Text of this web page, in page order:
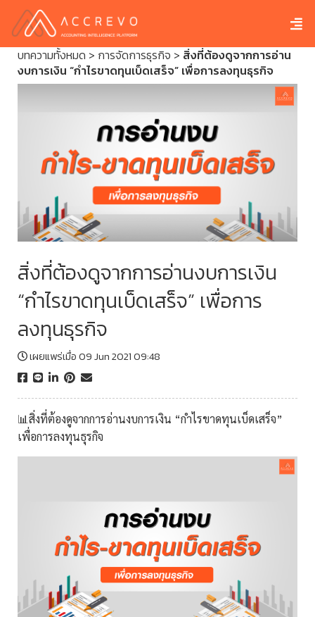
บทความทั้งหมด > การจัดการธุรกิจ > สิ่งที่ต้องดูจากการอ่าน
งบการเงิน “กำไรขาดทุนเบ็ดเสร็จ” เพื่อการลงทุนธุรกิจ
สิ่งที่ต้องดูจากการอ่านงบการเงิน
“กำไรขาดทุนเบ็ดเสร็จ” เพื่อการ
ลงทุนธุรกิจ
เผยแพร่เมื่อ 09 Jun 2021 09:48
📊สิ่งที่ต้องดูจากการอ่านงบการเงิน “กำไรขาดทุนเบ็ดเสร็จ”
เพื่อการลงทุนธุรกิจ